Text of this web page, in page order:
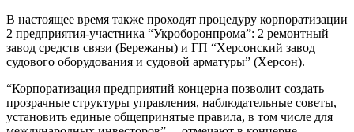
В настоящее время также проходят процедуру корпоратизации
2 предприятия-участника “Укроборонпрома”: 2 ремонтный
завод средств связи (Бережаны) и ГП “Херсонский завод
судового оборудования и судовой арматуры” (Херсон).
“Корпоратизация предприятий концерна позволит создать
прозрачные структуры управления, наблюдательные советы,
установить единые общепринятые правила, в том числе для